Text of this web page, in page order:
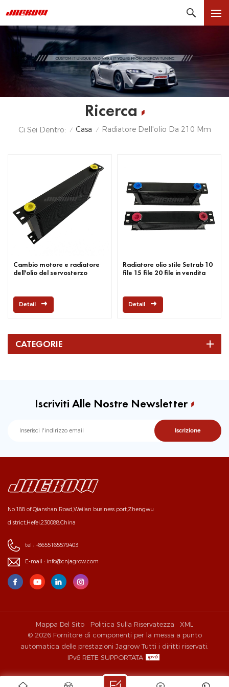
Ricerca
Ci Sei Dentro: / Casa / Radiatore Dell'olio Da 210 Mm
Cambio motore e radiatore
dell'olio del servosterzo
Detail
Radiatore olio stile Setrab 10
file 15 file 20 file in vendita
Detail
CATEGORIE
Iscriviti Alle Nostre Newsletter
No.188 of Qianshan Road,Weilan business port,Zhengwu
district,Hefei,230088,China
tel : +8655165579403
E-mail : info@cnjagrow.com
Mappa Del Sito Politica Sulla Riservatezza
XML
© 2026 Fornitore di componenti per la messa a punto
automatica delle prestazioni Jagrow Tutti i diritti riservati.
IPv6 RETE SUPPORTATA